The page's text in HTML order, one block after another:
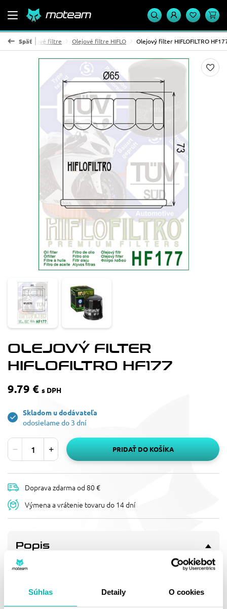
Súhlas Detaily O cookies
SpäťOlejové filtre Olejové filtre HIFLO Olejový filter HIFLOFILTRO
OLEJOVÝ FILTER
HIFLOFILTRO HF177
9.79 € s DPH
Skladom u dodávateľa
odosielame do 3 dní
PRIDAŤ DO KOŠÍKA
Doprava zdarma od 80 €
Výmena a vrátenie tovaru do 14 dní
Popis
OLEJOVÝ FILTER HIFLOFILTRO
olejový filtr - schválení TÜV